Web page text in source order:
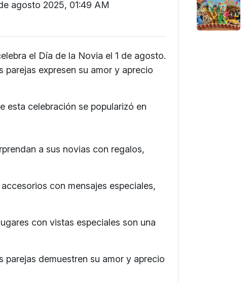
agosto 2025, 01:49 AM
el Día de la Novia el 1 de agosto.
parejas expresen su amor y aprecio
esta celebración se popularizó en
a sus novias con regalos,
con mensajes especiales,
con vistas especiales son una
parejas demuestren su amor y aprecio